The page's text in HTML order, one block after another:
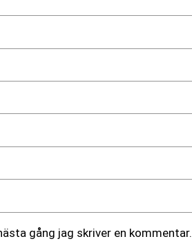
gång jag skriver en kommentar.